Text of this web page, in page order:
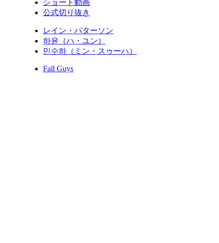
ショート動画
公式切り抜き
レイン・パターソン
하윤（ハ・ユン）
민수하（ミン・スゥーハ）
Fall Guys